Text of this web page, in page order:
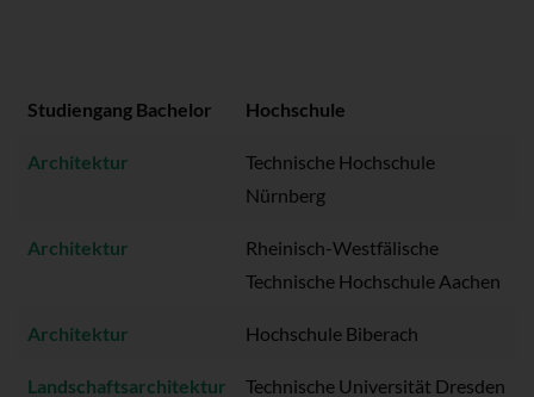
Studiengang Bachelor Hochschule
Architektur
Technische Hochschule
Nürnberg
Architektur
Rheinisch-Westfälische
Technische Hochschule Aachen
Architektur Hochschule Biberach
Landschaftsarchitektur Technische Universität Dresden